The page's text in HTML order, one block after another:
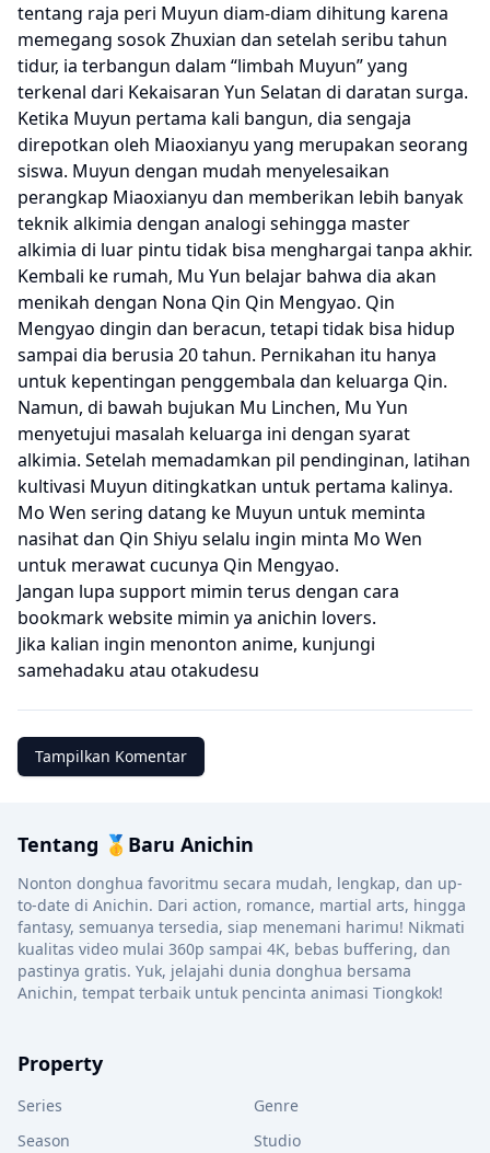
tentang raja peri Muyun diam-diam dihitung karena
memegang sosok Zhuxian dan setelah seribu tahun
tidur, ia terbangun dalam “limbah Muyun” yang
terkenal dari Kekaisaran Yun Selatan di daratan surga.
Ketika Muyun pertama kali bangun, dia sengaja
direpotkan oleh Miaoxianyu yang merupakan seorang
siswa. Muyun dengan mudah menyelesaikan
perangkap Miaoxianyu dan memberikan lebih banyak
teknik alkimia dengan analogi sehingga master
alkimia di luar pintu tidak bisa menghargai tanpa akhir.
Kembali ke rumah, Mu Yun belajar bahwa dia akan
menikah dengan Nona Qin Qin Mengyao. Qin
Mengyao dingin dan beracun, tetapi tidak bisa hidup
sampai dia berusia 20 tahun. Pernikahan itu hanya
untuk kepentingan penggembala dan keluarga Qin.
Namun, di bawah bujukan Mu Linchen, Mu Yun
menyetujui masalah keluarga ini dengan syarat
alkimia. Setelah memadamkan pil pendinginan, latihan
kultivasi Muyun ditingkatkan untuk pertama kalinya.
Mo Wen sering datang ke Muyun untuk meminta
nasihat dan Qin Shiyu selalu ingin minta Mo Wen
untuk merawat cucunya Qin Mengyao.
Jangan lupa support mimin terus dengan cara
bookmark website mimin ya anichin lovers.
Jika kalian ingin menonton anime, kunjungi
samehadaku atau otakudesu
Tampilkan Komentar
Tentang 🥇Baru Anichin
Nonton donghua favoritmu secara mudah, lengkap, dan up-
to-date di Anichin. Dari action, romance, martial arts, hingga
fantasy, semuanya tersedia, siap menemani harimu! Nikmati
kualitas video mulai 360p sampai 4K, bebas buffering, dan
pastinya gratis. Yuk, jelajahi dunia donghua bersama
Anichin, tempat terbaik untuk pencinta animasi Tiongkok!
Property
Series
Genre
Season
Studio